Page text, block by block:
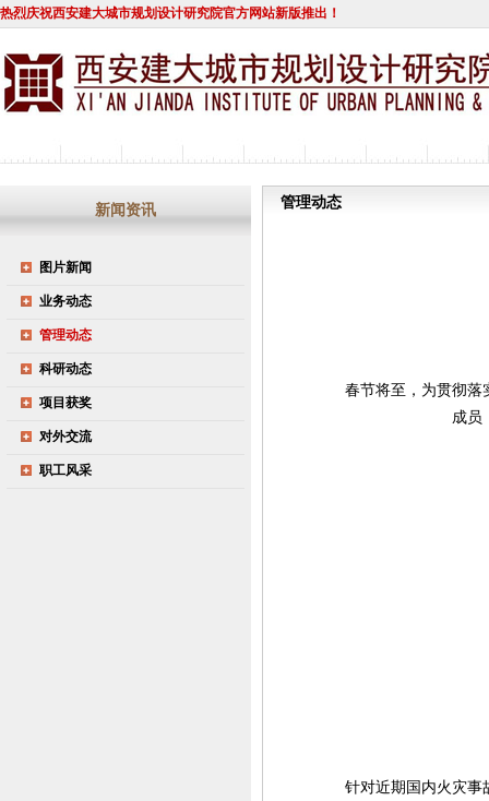
热烈庆祝西安建大城市规划设计研究院官方网站新版推出！
新闻资讯
图片新闻
业务动态
管理动态
科研动态
项目获奖
对外交流
职工风采
管理动态
春节将至，为贯彻落
成员
针对近期国内火灾事